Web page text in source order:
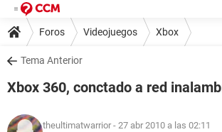
Foros Videojuegos Xbox
Tema Anterior
Xbox 360, conctado a red
theultimatwarrior - 27 abr 2010 a las 02:11